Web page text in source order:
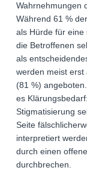
Wahrnehmungen
Während 61 %
als Hürde für eine
die Betroffenen
als
werden meist erst
(81 %)
es
Stigmatisierung
Seite
interpretiert
durch einen
durchbrechen.